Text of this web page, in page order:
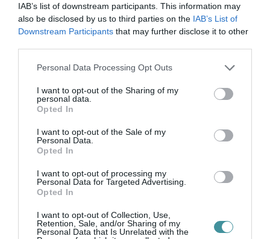
IAB’s list of downstream participants. This information may
also be disclosed by us to third parties on the IAB’s List of
Downstream Participants that may further disclose it to other
Please note that this website/app uses one or more Google
not limited to your visit or usage behaviour. You may click to
grant or deny consent to Google and its third-party tags to
use your data for below specified purposes in below Google
consent section.
Personal Data Processing Opt Outs
I want to opt-out of the Sharing of my
personal data.
Opted In
I want to opt-out of the Sale of my
Personal Data.
Opted In
I want to opt-out of processing my
Personal Data for Targeted Advertising.
Opted In
I want to opt-out of Collection, Use,
Retention, Sale, and/or Sharing of my
Personal Data that Is Unrelated with the
Emellett a beruházástólazt várják, hogy az
épület professzionális és amatőr művészek
szellemi műhelye lehet, ugyanakkor
lehetőséget teremt szabadidős-,
turisztikai-, múzeumpedagógiai- és
közösségi rendezvények, koncertek,
Utóbbi programok megvalósításában a
Vármúzeum partnere a Szabad Szalon
Egyesület.